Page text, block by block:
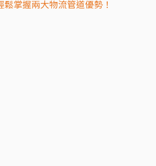
掌握兩大物流管道優勢！